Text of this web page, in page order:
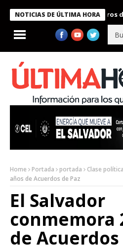
NOTICIAS DE ÚLTIMA HORA
condecora a miembros de
Home Portada portada Clase política
años de Acuerdos de Paz
El Salvador
conmemora
de Acuerdos